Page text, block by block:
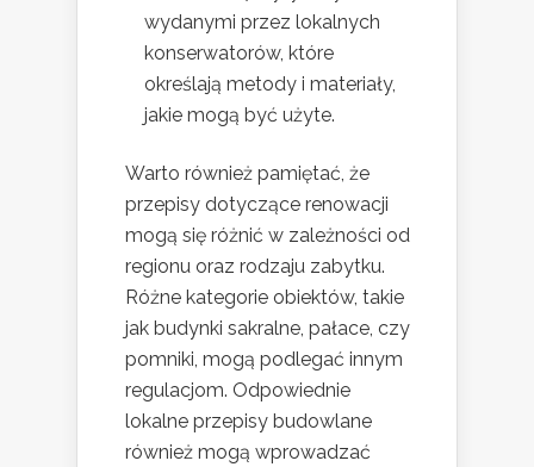
wydanymi przez lokalnych
konserwatorów, które
określają metody i materiały,
jakie mogą być użyte.
Warto również pamiętać, że
przepisy dotyczące renowacji
mogą się różnić w zależności od
regionu oraz rodzaju zabytku.
Różne kategorie obiektów, takie
jak budynki sakralne, pałace, czy
pomniki, mogą podlegać innym
regulacjom. Odpowiednie
lokalne przepisy budowlane
również mogą wprowadzać